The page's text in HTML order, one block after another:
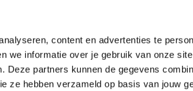
content en advertenties te
we informatie over je gebruik van onze
Deze partners kunnen de gegevens
ze hebben verzameld op basis van jouw
Print